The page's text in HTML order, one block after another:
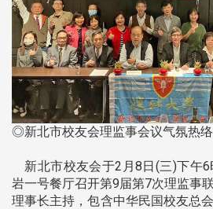
◎新北市校友会理监事会议气氛热
新北市校友会于2月8日(三)下午
岩一号餐厅召开第9届第7次理监事
理事长主持，包含中华民国校友总